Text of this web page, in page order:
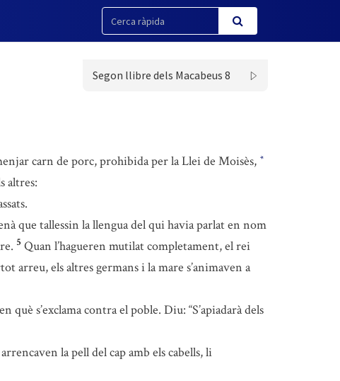
Segon llibre dels Macabeus 8
carn de porc, prohibida per la Llei de Moisès, *
altres:
que tallessin la llengua del qui havia parlat en nom
5 Quan l’hagueren mutilat completament, el rei
arreu, els altres germans i la mare s’animaven a
s’exclama contra el poble. Diu: “S’apiadarà dels
la pell del cap amb els cabells, li